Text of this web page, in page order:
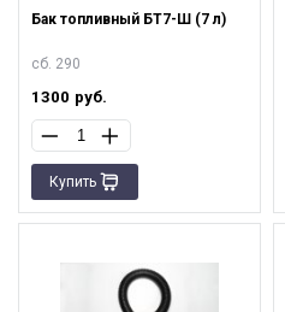
Бак топливный БТ7-Ш (7 л)
сб. 290
1300 руб.
Купить